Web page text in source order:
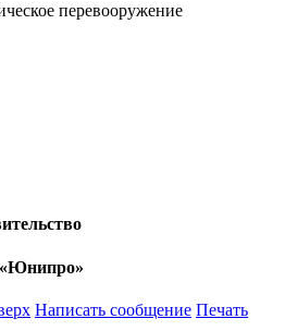
перевооружение
Написать сообщение Печать